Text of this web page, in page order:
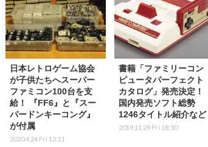
日本レトロゲーム協会
が子供たちへスーパー
ファミコン100台を支
給！ 『FF6』と『スー
パードンキーコング』
が付属
2020.4.24 Fri 12:11
書籍「ファミリーコン
ピュータパーフェクト
カタログ」発売決定！
国内発売ソフト総勢
1246タイトル紹介など
2019.11.29 Fri 18:50